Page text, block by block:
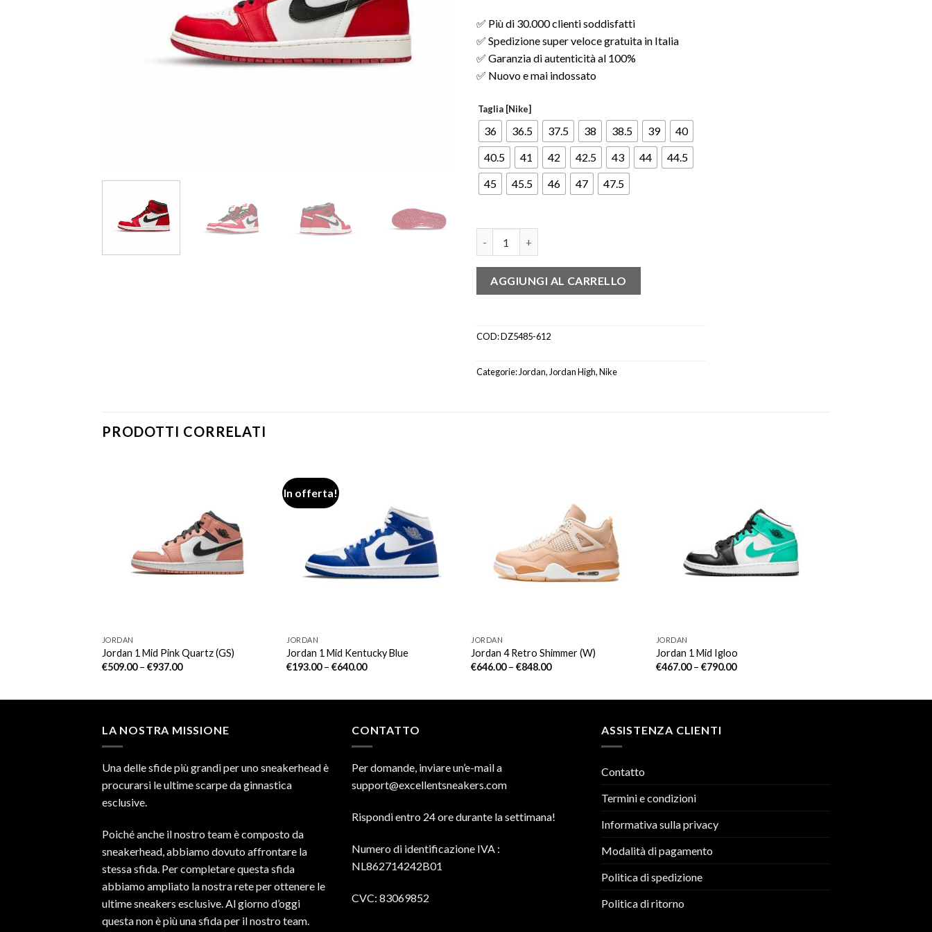
✅ Più di 30.000 clienti soddisfatti
✅ Spedizione super veloce gratuita in Italia
✅ Garanzia di autenticità al 100%
✅ Nuovo e mai indossato
Taglia [Nike]
36 36.5 37.5 38 38.5 39
40
40.5
41 42 42.5 43 44
44.5
45
45.5 46 47 47.5
AGGIUNGI AL CARRELLO
COD:DZ5485-612
Categorie:Jordan,Jordan High,Nike
PRODOTTI CORRELATI
JORDAN
Jordan 1 Mid Pink Quartz (GS)
€509.00– €937.00
In offerta!
JORDAN
Jordan 1 Mid Kentucky Blue
€193.00–€640.00
JORDAN
Jordan 4 Retro Shimmer (W)
€646.00–€848.00
JORDAN
Jordan 1 Mid Igloo
€467.00– €790.00
LA NOSTRA MISSIONE
Una delle sfide più grandi per uno sneakerhead è
procurarsi le ultime scarpe da ginnastica
esclusive.
Poiché anche il nostro team è composto da
sneakerhead, abbiamo dovuto affrontare la
stessa sfida. Per completare questa sfida
abbiamo ampliato la nostra rete per ottenere le
ultime sneakers esclusive. Al giorno d’oggi
questa non è più una sfida per il nostro team.
CONTATTO
Per domande, inviare un’e-mail a
support@excellentsneakers.com
Rispondi entro 24 ore durante la settimana!
Numero di identificazione IVA :
NL862714242B01
CVC: 83069852
ASSISTENZA CLIENTI
Contatto
Termini e condizioni
Informativa sulla privacy
Modalità di pagamento
Politica di spedizione
Politica di ritorno